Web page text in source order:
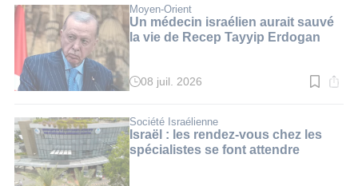
:
3
min.
Moyen-Orient
Un médecin israélien aurait sauvé
la vie de Recep Tayyip Erdogan
Temps
:
2
min.
08 juil. 2026
Société Israélienne
Israël : les rendez-vous chez les
spécialistes se font attendre